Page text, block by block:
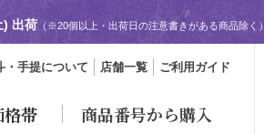
) 出荷 （※20個以上・出荷日の注意書きがある商品除く）
・手提について 店舗一覧 ご利用ガイド
格帯 商品番号から購入